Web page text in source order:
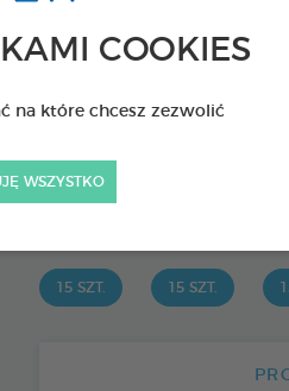
COOKIES
na które chcesz zezwolić
WSZYSTKO
USUWAJĄCE OSAD
15 SZT. 15 SZT.